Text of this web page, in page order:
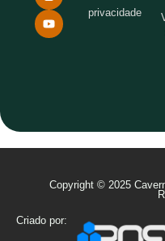
privacidade
Copyright © 2025
Criado por: